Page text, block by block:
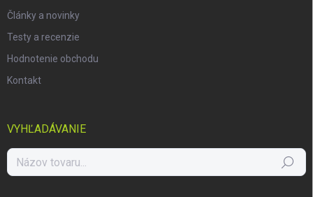
Články a novinky
Testy a recenzie
Hodnotenie obchodu
Kontakt
VYHĽADÁVANIE
Hľadať